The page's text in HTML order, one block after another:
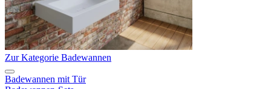
Zur Kategorie Badewannen
Badewannen mit Tür